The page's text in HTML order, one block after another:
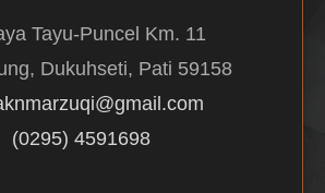
Tayu-Puncel Km. 11
Dukuhseti, Pati 59158
(0295) 4591698